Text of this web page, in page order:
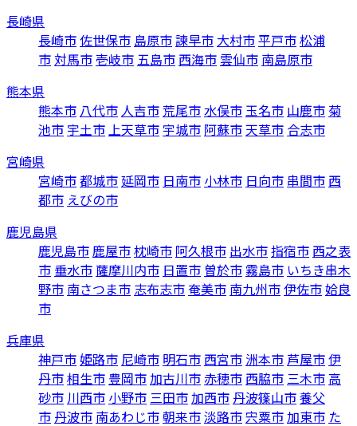
長崎県
長崎市佐世保市 島原市諫早市 大村市平戸市松浦
市対馬市壱岐市 五島市 西海市雲仙市 南島原市
熊本県
熊本市 八代市 人吉市 荒尾市水俣市玉名市 山鹿市 菊
池市 宇土市上天草市 宇城市 阿蘇市天草市 合志市
宮崎県
宮崎市都城市延岡市 日南市 小林市 日向市 串間市 西
都市 えびの市
鹿児島県
鹿児島市鹿屋市枕崎市 阿久根市 出水市指宿市 西之表
市 垂水市薩摩川内市 日置市 曽於市霧島市 いちき串木
野市 南さつま市 志布志市 奄美市 南九州市伊佐市姶良
市
兵庫県
神戸市姫路市 尼崎市 明石市 西宮市 洲本市芦屋市伊
丹市相生市 豊岡市加古川市赤穂市 西脇市 三木市高
砂市 川西市 小野市 三田市加西市 丹波篠山市養父
市 丹波市 南あわじ市朝来市淡路市宍粟市加東市 た